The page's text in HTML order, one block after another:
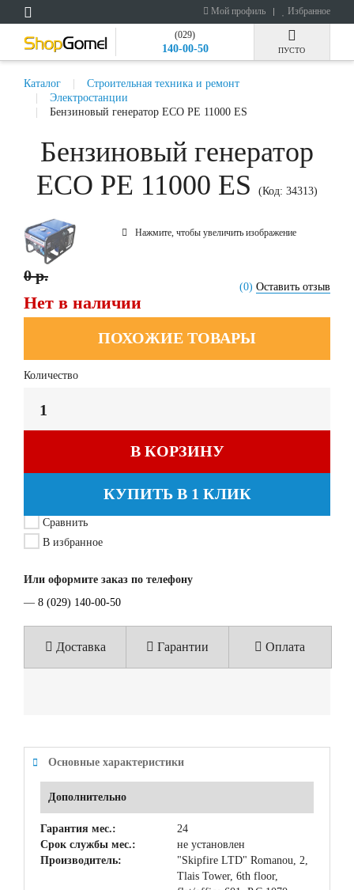
Мой профиль Избранное
(029)
140-00-50 ПУСТО
Каталог
Строительная техника и ремонт
Электростанции
Бензиновый генератор ECO PE 11000 ES
Бензиновый генератор
ECO PE 11000 ES
(Код: 34313)
Нажмите, чтобы увеличить изображение
(0) Оставить отзыв
0 р.
Нет в наличии
ПОХОЖИЕ ТОВАРЫ
Количество
В КОРЗИНУ
КУПИТЬ В 1 КЛИК
Сравнить
В избранное
Или оформите заказ по телефону
— 8 (029) 140-00-50
Доставка Гарантии Оплата
Основные характеристики
Дополнительно
Гарантия мес.:
24
Срок службы мес.:
не установлен
Производитель:
"Skipfire LTD" Romanou, 2,
Tlais Tower, 6th floor,